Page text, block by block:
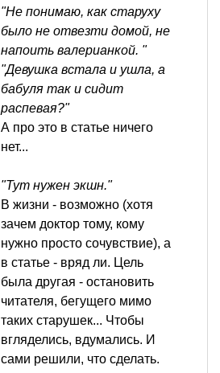
"Не понимаю, как старуху
было не отвезти домой, не
напоить валерианкой. "
"Девушка встала и ушла, а
бабуля так и сидит
распевая?"
А про это в статье ничего
нет...
"Тут нужен экшн."
В жизни - возможно (хотя
зачем доктор тому, кому
нужно просто сочувствие), а
в статье - вряд ли. Цель
была другая - остановить
читателя, бегущего мимо
таких старушек... Чтобы
вгляделись, вдумались. И
сами решили, что сделать.